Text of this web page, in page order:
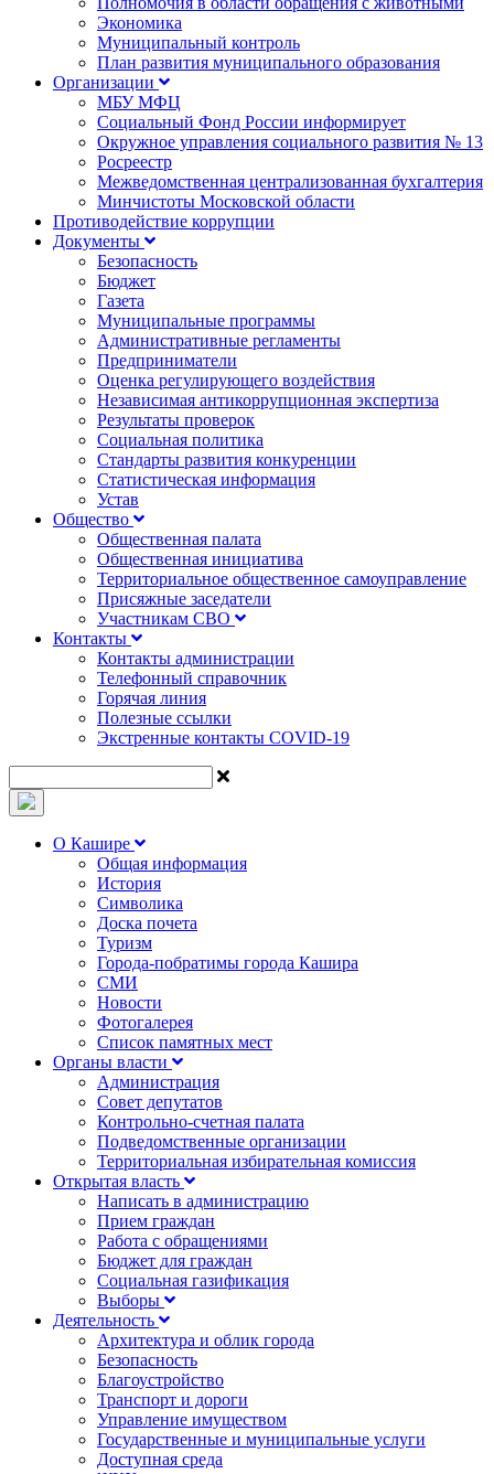
Экономика
Муниципальный контроль
План развития муниципального образования
Организации
МБУ МФЦ
Социальный Фонд России информирует
Окружное управления социального развития № 13
Росреестр
Межведомственная централизованная бухгалтерия
Минчистоты Московской области
Противодействие коррупции
Документы
Безопасность
Бюджет
Газета
Муниципальные программы
Административные регламенты
Предприниматели
Оценка регулирующего воздействия
Независимая антикоррупционная экспертиза
Результаты проверок
Социальная политика
Стандарты развития конкуренции
Статистическая информация
Устав
Общество
Общественная палата
Общественная инициатива
Территориальное общественное самоуправление
Присяжные заседатели
Участникам СВО
Контакты
Контакты администрации
Телефонный справочник
Горячая линия
Полезные ссылки
Экстренные контакты COVID-19
О Кашире
Общая информация
История
Символика
Доска почета
Туризм
Города-побратимы города Кашира
СМИ
Новости
Фотогалерея
Список памятных мест
Органы власти
Администрация
Совет депутатов
Контрольно-счетная палата
Подведомственные организации
Территориальная избирательная комиссия
Открытая власть
Написать в администрацию
Прием граждан
Работа с обращениями
Бюджет для граждан
Социальная газификация
Выборы
Деятельность
Архитектура и облик города
Безопасность
Благоустройство
Транспорт и дороги
Управление имуществом
Государственные и муниципальные услуги
Доступная среда